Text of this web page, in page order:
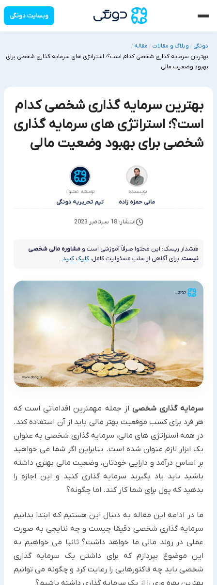
وبسایت دونگی
دونگی /وبلاگ و مقالات /مقاله /
بهترین سرمایه گذاری شخصی کدام است؟؛ استراتژی های سرمایه گذاری شخصی برای
بهبود وضعیت مالی
بهترین سرمایه گذاری شخصی کدام
است؟؛ استراتژی های سرمایه گذاری
شخصی برای بهبود وضعیت مالی
نویسنده:
مانی حمزه زاده
توسعه محتوا:
تیم تحریریه دونگی
انتشار: 18 سپتامبر 2023
هشدار ریسک: این محتوا صرفاً آموزشی است و مشاوره مالی شخصی
نیست. برای آگاهی از سلب مسئولیت کامل، کلیک کنید.
سرمایه گذاری شخصی از جمله مهمترین اقداماتی است که
هر فرد برای کسب موقعیت بهتر مالی باید از آن استفاده کند.
در همه استراتژی های مالی، سرمایه گذاری شخصی به عنوان
یک ابزار لازم عنوان شده است. بنابراین اگر شما می خواهید
بر اساس درآمد و دارایی خودتان، وضعیت مالی بهتری داشته
باشید باید یاد بگیرید سرمایه گذاری کنید و این اجازه را
بدهید که پول برای شما کار کند. اما چگونه؟
ما در ادامه این مقاله به دنبال این هستیم که ابتدا بدانیم
سرمایه گذاری شخصی دقیقا چیست و چه نتایجی به صورت
عملی در روند مالی ما خواهد داشت؟ ثانیا می خواهیم به
این موضوع بپردازم که برای داشتن یک سرمایه گذاری
شخصی باید چه فاکتورهایی را رعایت کرد و چگونه می توانیم